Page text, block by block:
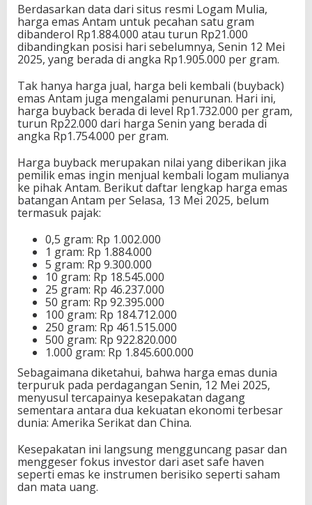
Berdasarkan data dari situs resmi Logam Mulia,
harga emas Antam untuk pecahan satu gram
dibanderol Rp1.884.000 atau turun Rp21.000
dibandingkan posisi hari sebelumnya, Senin 12 Mei
2025, yang berada di angka Rp1.905.000 per gram.
Tak hanya harga jual, harga beli kembali (buyback)
emas Antam juga mengalami penurunan. Hari ini,
harga buyback berada di level Rp1.732.000 per gram,
turun Rp22.000 dari harga Senin yang berada di
angka Rp1.754.000 per gram.
Harga buyback merupakan nilai yang diberikan jika
pemilik emas ingin menjual kembali logam mulianya
ke pihak Antam. Berikut daftar lengkap harga emas
batangan Antam per Selasa, 13 Mei 2025, belum
termasuk pajak:
0,5 gram: Rp 1.002.000
1 gram: Rp 1.884.000
5 gram: Rp 9.300.000
10 gram: Rp 18.545.000
25 gram: Rp 46.237.000
50 gram: Rp 92.395.000
100 gram: Rp 184.712.000
250 gram: Rp 461.515.000
500 gram: Rp 922.820.000
1.000 gram: Rp 1.845.600.000
Sebagaimana diketahui, bahwa harga emas dunia
terpuruk pada perdagangan Senin, 12 Mei 2025,
menyusul tercapainya kesepakatan dagang
sementara antara dua kekuatan ekonomi terbesar
dunia: Amerika Serikat dan China.
Kesepakatan ini langsung mengguncang pasar dan
menggeser fokus investor dari aset safe haven
seperti emas ke instrumen berisiko seperti saham
dan mata uang.